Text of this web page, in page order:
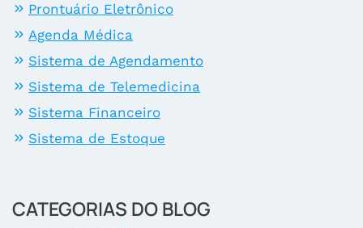
Prontuário Eletrônico
Agenda Médica
Sistema de Agendamento
Sistema de Telemedicina
Sistema Financeiro
Sistema de Estoque
CATEGORIAS DO BLOG